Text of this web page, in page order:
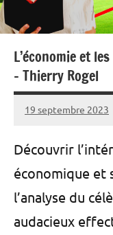
Sociales
L’économie et
– Thierry Rogel
19 septembre 2023
Découvrir
économique et
l’analyse du
audacieux